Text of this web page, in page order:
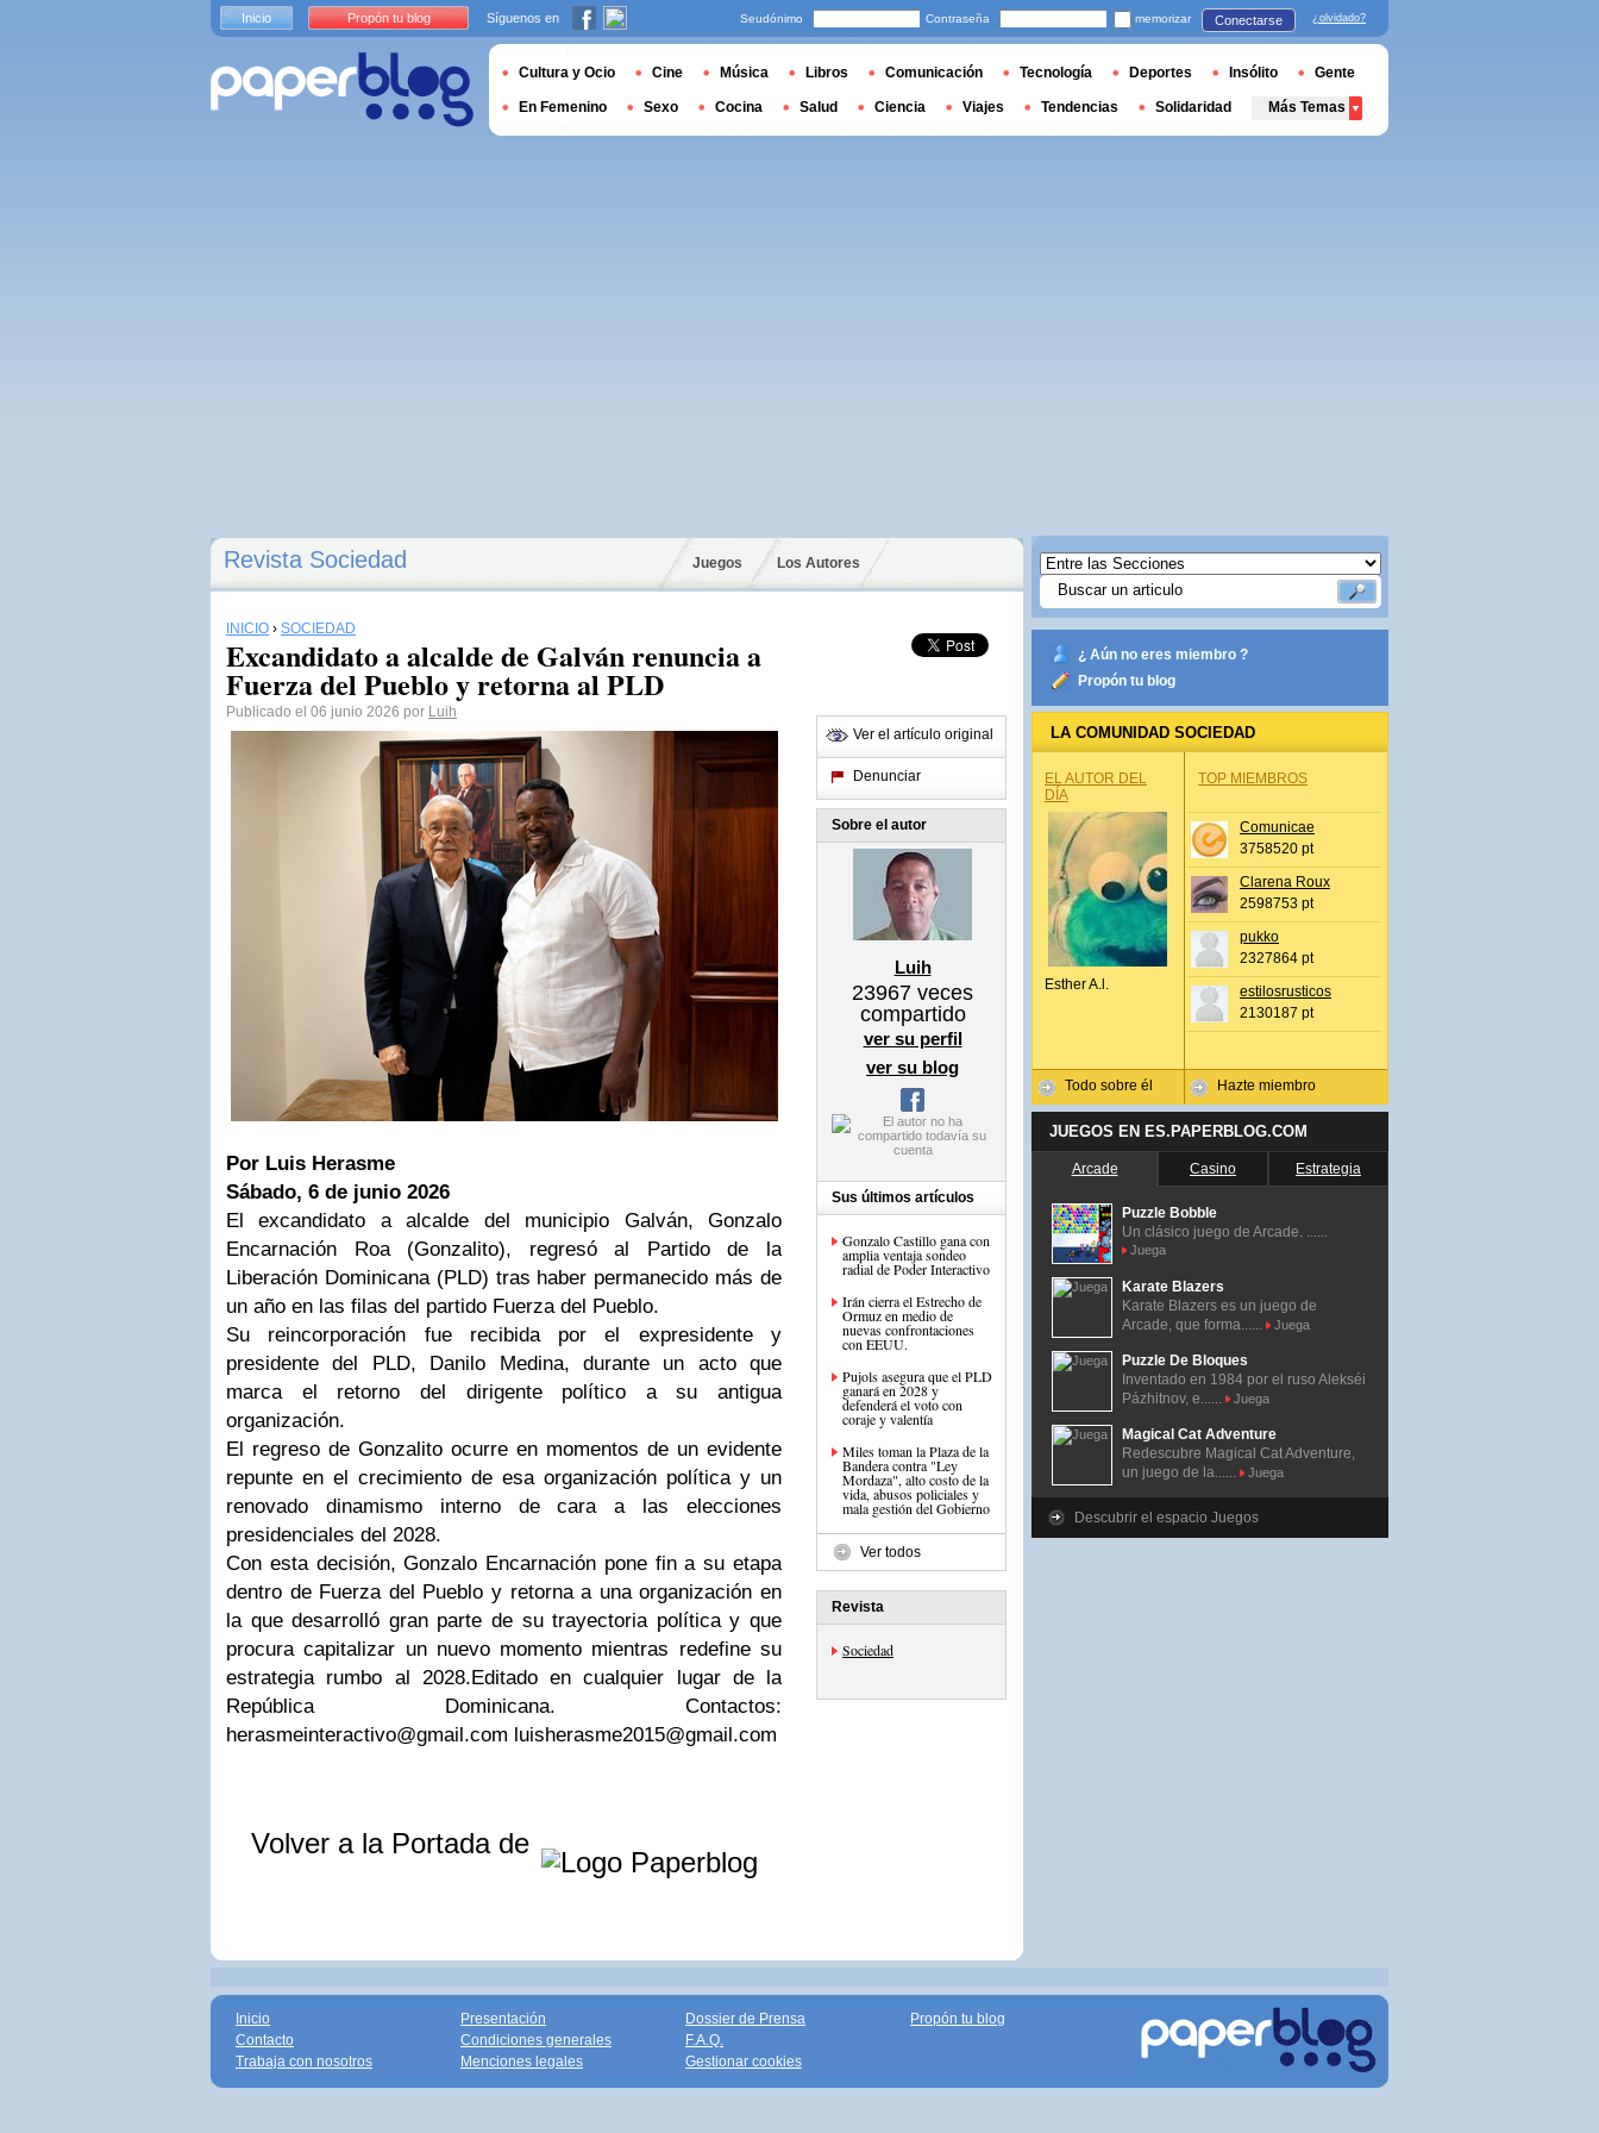
Revista Sociedad Juegos Los Autores
INICIO › SOCIEDAD
Excandidato a alcalde de Galván renuncia a
Fuerza del Pueblo y retorna al PLD
Publicado el 06 junio 2026 por Luih
Por Luis Herasme
Sábado, 6 de junio 2026
El excandidato a alcalde del municipio Galván, Gonzalo
Encarnación Roa (Gonzalito), regresó al Partido de la
Liberación Dominicana (PLD) tras haber permanecido más de
un año en las filas del partido Fuerza del Pueblo.
Su reincorporación fue recibida por el expresidente y
presidente del PLD, Danilo Medina, durante un acto que
marca el retorno del dirigente político a su antigua
organización.
El regreso de Gonzalito ocurre en momentos de un evidente
repunte en el crecimiento de esa organización política y un
renovado dinamismo interno de cara a las elecciones
presidenciales del 2028.
Con esta decisión, Gonzalo Encarnación pone fin a su etapa
dentro de Fuerza del Pueblo y retorna a una organización en
la que desarrolló gran parte de su trayectoria política y que
procura capitalizar un nuevo momento mientras redefine su
estrategia rumbo al 2028.Editado en cualquier lugar de la
República Dominicana. Contactos:
herasmeinteractivo@gmail.com luisherasme2015@gmail.com
Volver a la Portada de
Ver el artículo original
Denunciar
Sobre el autor
Luih
23967 veces
compartido
ver su perfil
ver su blog
Sus últimos artículos
Gonzalo Castillo gana con
amplia ventaja sondeo
radial de Poder Interactivo
Irán cierra el Estrecho de
Ormuz en medio de
nuevas confrontaciones
con EEUU.
Pujols asegura que el PLD
ganará en 2028 y
defenderá el voto con
coraje y valentía
Miles toman la Plaza de la
Bandera contra "Ley
Mordaza", alto costo de la
vida, abusos policiales y
mala gestión del Gobierno
Ver todos
Revista
Sociedad
¿ Aún no eres miembro ?
Propón tu blog
LA COMUNIDAD SOCIEDAD
EL AUTOR DEL
DÍA
Esther A.l.
Todo sobre él
TOP MIEMBROS
Comunicae
3758520 pt
Clarena Roux
2598753 pt
pukko
2327864 pt
estilosrusticos
2130187 pt
Hazte miembro
JUEGOS EN ES.PAPERBLOG.COM
Arcade Casino Estrategia
Puzzle Bobble
Un clásico juego de Arcade. ......
Juega
Karate Blazers
Karate Blazers es un juego de
Arcade, que forma......
Juega
Puzzle De Bloques
Inventado en 1984 por el ruso Alekséi
Pázhitnov, e......
Juega
Magical Cat Adventure
Redescubre Magical Cat Adventure,
un juego de la......
Juega
Descubrir el espacio Juegos
Inicio Propón tu blog Síguenos en Seudónimo Contraseña memorizar Conectarse ¿olvidado?
Cultura y Ocio Cine Música Libros Comunicación Tecnología Deportes Insólito Gente
En Femenino Sexo Cocina Salud Ciencia Viajes Tendencias Solidaridad Más Temas
Inicio
Contacto
Trabaja con nosotros
Presentación
Condiciones generales
Menciones legales
Dossier de Prensa
F.A.Q.
Gestionar cookies
Propón tu blog